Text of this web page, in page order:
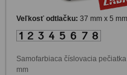
Veľkosť odtlačku: 37 mm x 5 mm
Samofarbiaca číslovacia
mm